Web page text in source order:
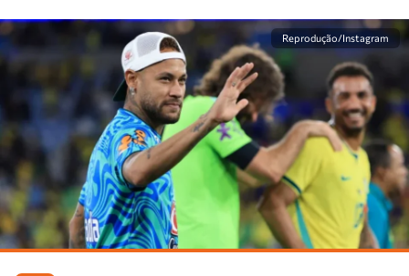
Reprodução/Instagram